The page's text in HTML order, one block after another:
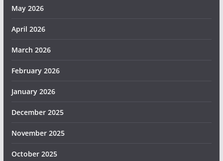
May 2026
April 2026
March 2026
February 2026
January 2026
December 2025
November 2025
October 2025